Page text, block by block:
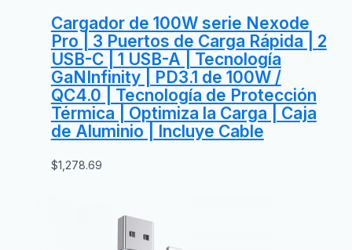
Cargador de 100W serie Nexode
Pro | 3 Puertos de Carga Rápida | 2
USB-C | 1 USB-A | Tecnología
GaNInfinity | PD3.1 de 100W /
QC4.0 | Tecnología de Protección
Térmica | Optimiza la Carga | Caja
de Aluminio | Incluye Cable
$1,278.69